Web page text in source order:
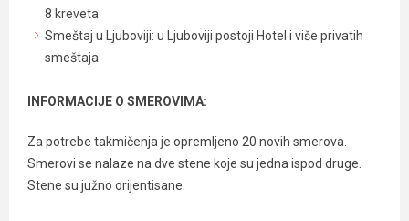
8 kreveta
Smeštaj u Ljuboviji: u Ljuboviji postoji Hotel i više privatih
smeštaja
INFORMACIJE O SMEROVIMA:
Za potrebe takmičenja je opremljeno 20 novih smerova.
Smerovi se nalaze na dve stene koje su jedna ispod druge.
Stene su južno orijentisane.